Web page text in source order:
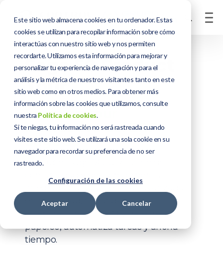
Este sitio web almacena cookies en tu ordenador. Estas
cookies se utilizan para recopilar información sobre cómo
interactúas con nuestro sitio web y nos permiten
recordarte. Utilizamos esta información para mejorar y
personalizar tu experiencia de navegación y para el
análisis y la métrica de nuestros visitantes tanto en este
sitio web como en otros medios. Para obtener más
información sobre las cookies que utilizamos, consulte
nuestra Política de cookies.
Si te niegas, tu información no será rastreada cuando
visites este sitio web. Se utilizará una sola cookie en su
navegador para recordar su preferencia de no ser
rastreado.
Configuración de las cookies
Aceptar Cancelar
Sage 50 Product
Tour
Inicia un tour
interactivo del ERP
Sage 50
Descubre Sage 50, la solución de
en movilidad, seguridad y
colaboración online. Olvídate del
papeleo, automatiza tareas y ahorra
tiempo.